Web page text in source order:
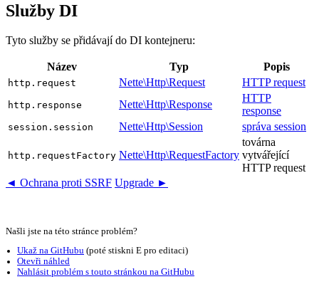
Služby DI
Tyto služby se přidávají do DI kontejneru:
Název Typ Popis
http.request Nette\Http\Request HTTP request
http.response Nette\Http\Response
HTTP
response
session.session Nette\Http\Session správa session
http.requestFactory Nette\Http\RequestFactory
továrna
vytvářející
HTTP request
◄ Ochrana proti SSRF Upgrade ►